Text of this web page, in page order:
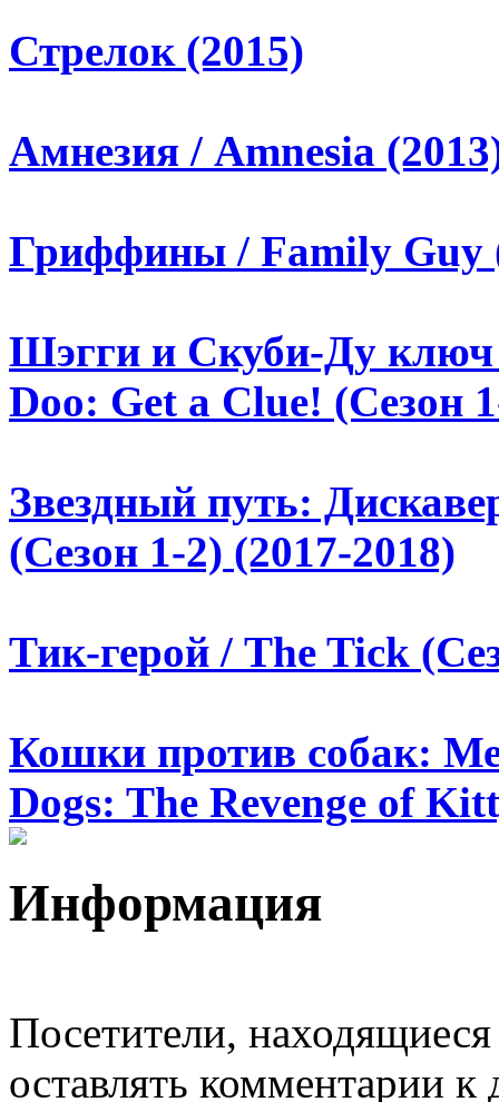
Стрелок (2015)
Амнезия / Amnesia
Гриффины / Family Guy
Шэгги и Скуби-Ду ключ
Doo: Get a Clue! (Сезон
Звездный путь:
(Сезон 1-2) (2017-2018)
Тик-герой / The Tick
Кошки против собак:
Dogs: The Revenge of
Информация
Посетители,
оставлять комментарии